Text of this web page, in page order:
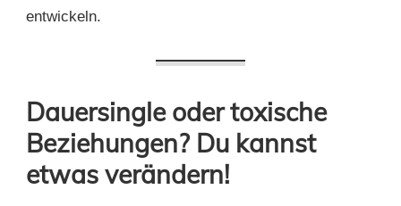
entwickeln.
Dauersingle oder toxische
Beziehungen? Du kannst
etwas verändern!